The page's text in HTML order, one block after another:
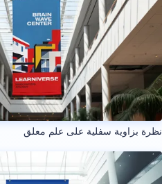
نظرة بزاوية سفلية على علم معلق